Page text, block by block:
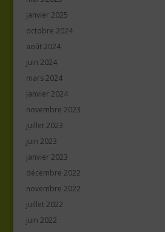
janvier 2025
octobre 2024
août 2024
juin 2024
mars 2024
janvier 2024
novembre 2023
juillet 2023
juin 2023
janvier 2023
décembre 2022
novembre 2022
juillet 2022
juin 2022